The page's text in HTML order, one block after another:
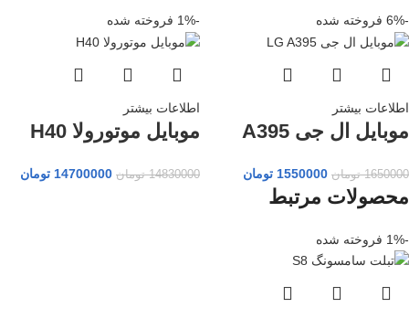
-6%
فروخته شده
اطلاعات بیشتر
موبایل ال جی A395
1650000 تومان 1550000 تومان
-1% فروخته شده
اطلاعات بیشتر
موبایل موتورولا H40
14830000 تومان 14700000 تومان
محصولات مرتبط
-1% فروخته شده